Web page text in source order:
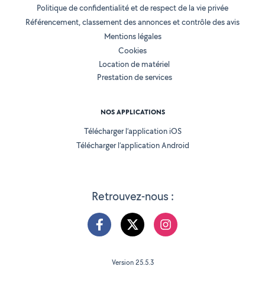
Retrouvez-nous :
Politique de confidentialité et de respect de la vie privée
Référencement, classement des annonces et contrôle des avis
Mentions légales
Cookies
Location de matériel
Prestation de services
NOS APPLICATIONS
Télécharger l’application iOS
Télécharger l’application Android
Version 25.5.3